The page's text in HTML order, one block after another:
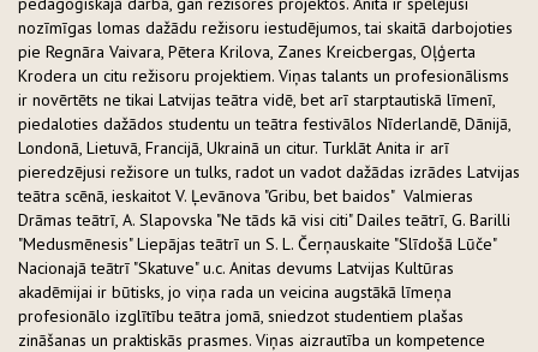
nozīmīgas lomas dažādu režisoru iestudējumos, tai skaitā darbojoties
pie Regnāra Vaivara, Pētera Krilova, Zanes Kreicbergas, Oļģerta
Krodera un citu režisoru projektiem. Viņas talants un profesionālisms
ir novērtēts ne tikai Latvijas teātra vidē, bet arī starptautiskā līmenī,
piedaloties dažādos studentu un teātra festivālos Nīderlandē, Dānijā,
Londonā, Lietuvā, Francijā, Ukrainā un citur. Turklāt Anita ir arī
pieredzējusi režisore un tulks, radot un vadot dažādas izrādes Latvijas
teātra scēnā, ieskaitot V. Ļevānova "Gribu, bet baidos" Valmieras
Drāmas teātrī, A. Slapovska "Ne tāds kā visi citi" Dailes teātrī, G. Barilli
"Medusmēnesis" Liepājas teātrī un S. L. Čerņauskaite "Slīdošā Lūče"
Nacionajā teātrī "Skatuve" u.c. Anitas devums Latvijas Kultūras
akadēmijai ir būtisks, jo viņa rada un veicina augstākā līmeņa
profesionālo izglītību teātra jomā, sniedzot studentiem plašas
zināšanas un praktiskās prasmes. Viņas aizrautība un kompetence